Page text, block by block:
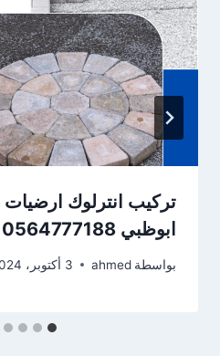
تركيب انترلوك
ابوظبي 0564777188 – افضل الاسعار
بواسطة ahmed 3 أكتوبر، 2024